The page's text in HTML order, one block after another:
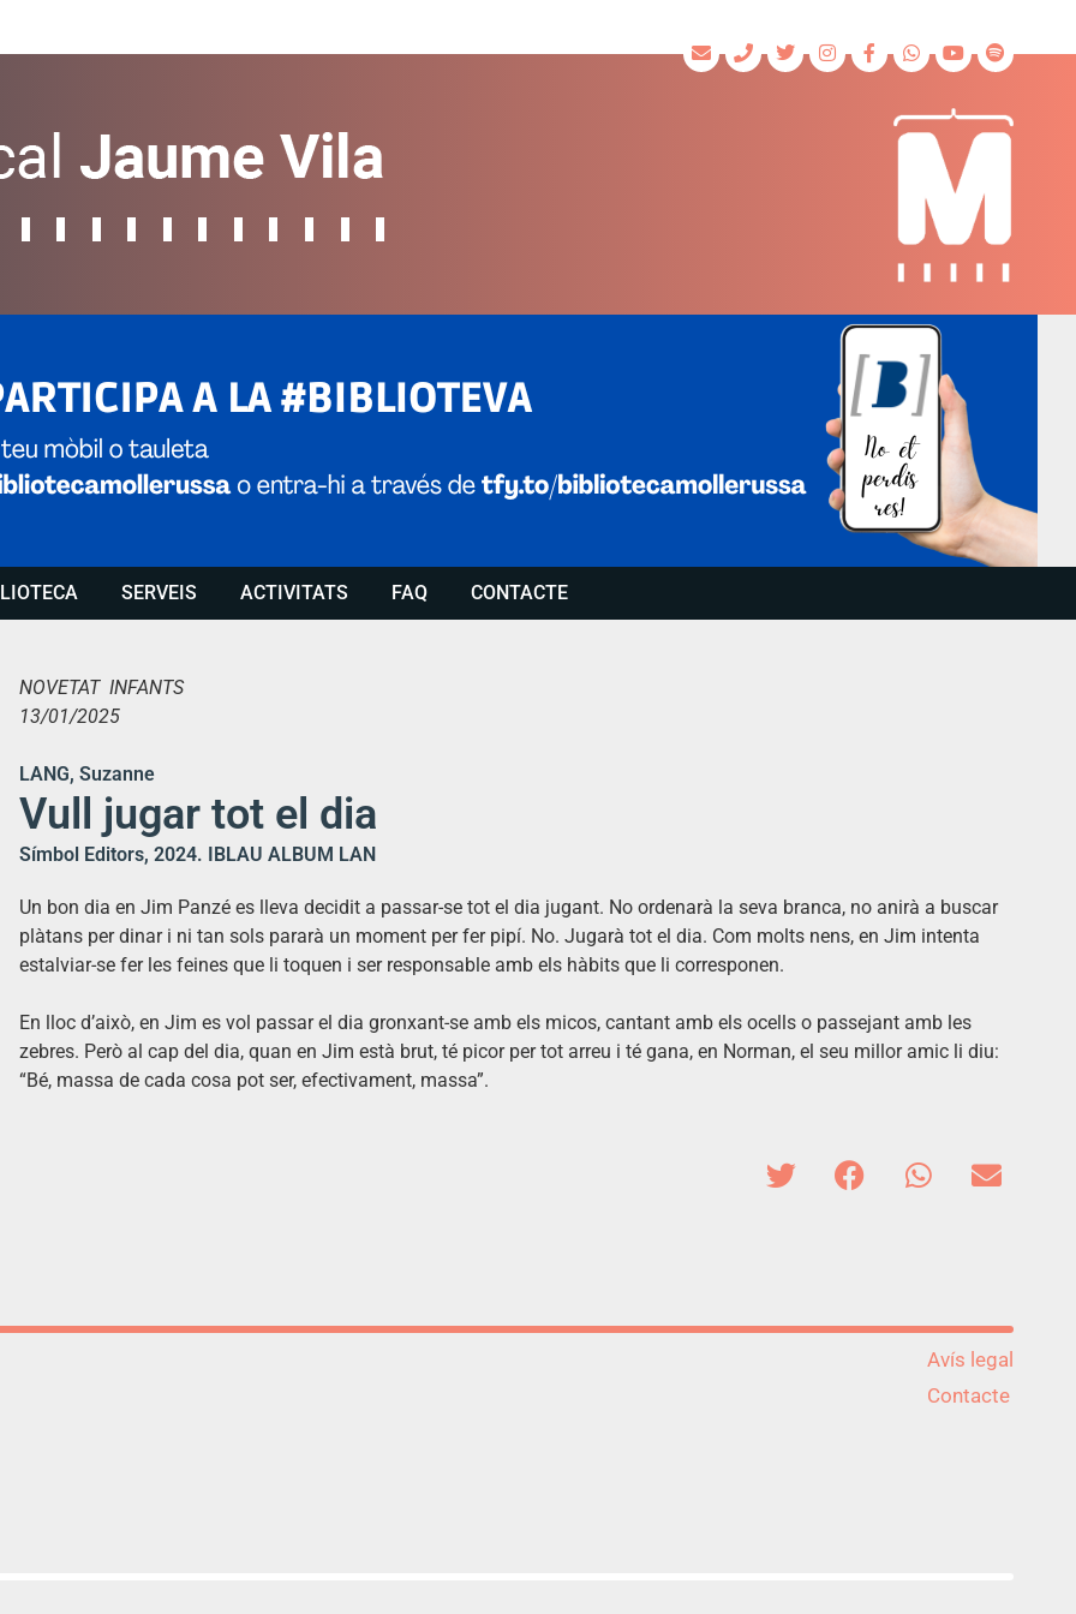
SERVEIS ACTIVITATS FAQ CONTACTE
NOVETAT INFANTS
13/01/2025
LANG, Suzanne
Vull jugar tot el dia
Símbol Editors, 2024. IBLAU ALBUM LAN
Un bon dia en Jim Panzé es lleva decidit a passar-se tot el dia jugant. No ordenarà la seva branca, no anirà a buscar
plàtans per dinar i ni tan sols pararà un moment per fer pipí. No. Jugarà tot el dia. Com molts nens, en Jim intenta
estalviar-se fer les feines que li toquen i ser responsable amb els hàbits que li corresponen.
En lloc d’això, en Jim es vol passar el dia gronxant-se amb els micos, cantant amb els ocells o passejant amb les
zebres. Però al cap del dia, quan en Jim està brut, té picor per tot arreu i té gana, en Norman, el seu millor amic li diu:
“Bé, massa de cada cosa pot ser, efectivament, massa”.
Avís legal
Contacte